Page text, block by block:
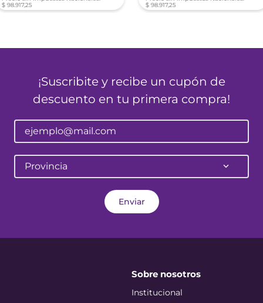
$ 98.917,25
$ 98.917,25
¡Suscribite y recibe un cupón de
descuento en tu primera compra!
Provincia
Enviar
Sobre nosotros
Institucional